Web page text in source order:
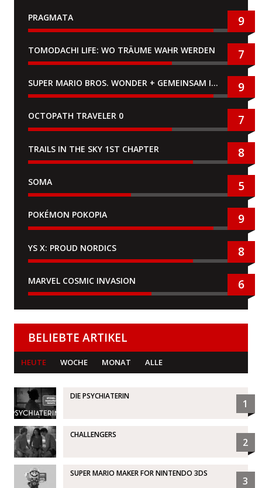
PRAGMATA 9
TOMODACHI LIFE: WO TRÄUME WAHR WERDEN 7
SUPER MARIO BROS. WONDER + GEMEINSAM IM BELLABEL-PARK 9
OCTOPATH TRAVELER 0 7
TRAILS IN THE SKY 1ST CHAPTER 8
SOMA 5
POKÉMON POKOPIA 9
YS X: PROUD NORDICS 8
MARVEL COSMIC INVASION 6
BELIEBTE ARTIKEL
HEUTE WOCHE MONAT ALLE
DIE PSYCHIATERIN
1
CHALLENGERS
2
SUPER MARIO MAKER FOR NINTENDO 3DS
3